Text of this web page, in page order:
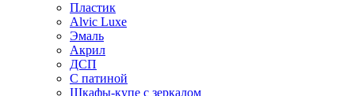
Пластик
Alvic Luxe
Эмаль
Акрил
ДСП
С патиной
Шкафы-купе с зеркалом